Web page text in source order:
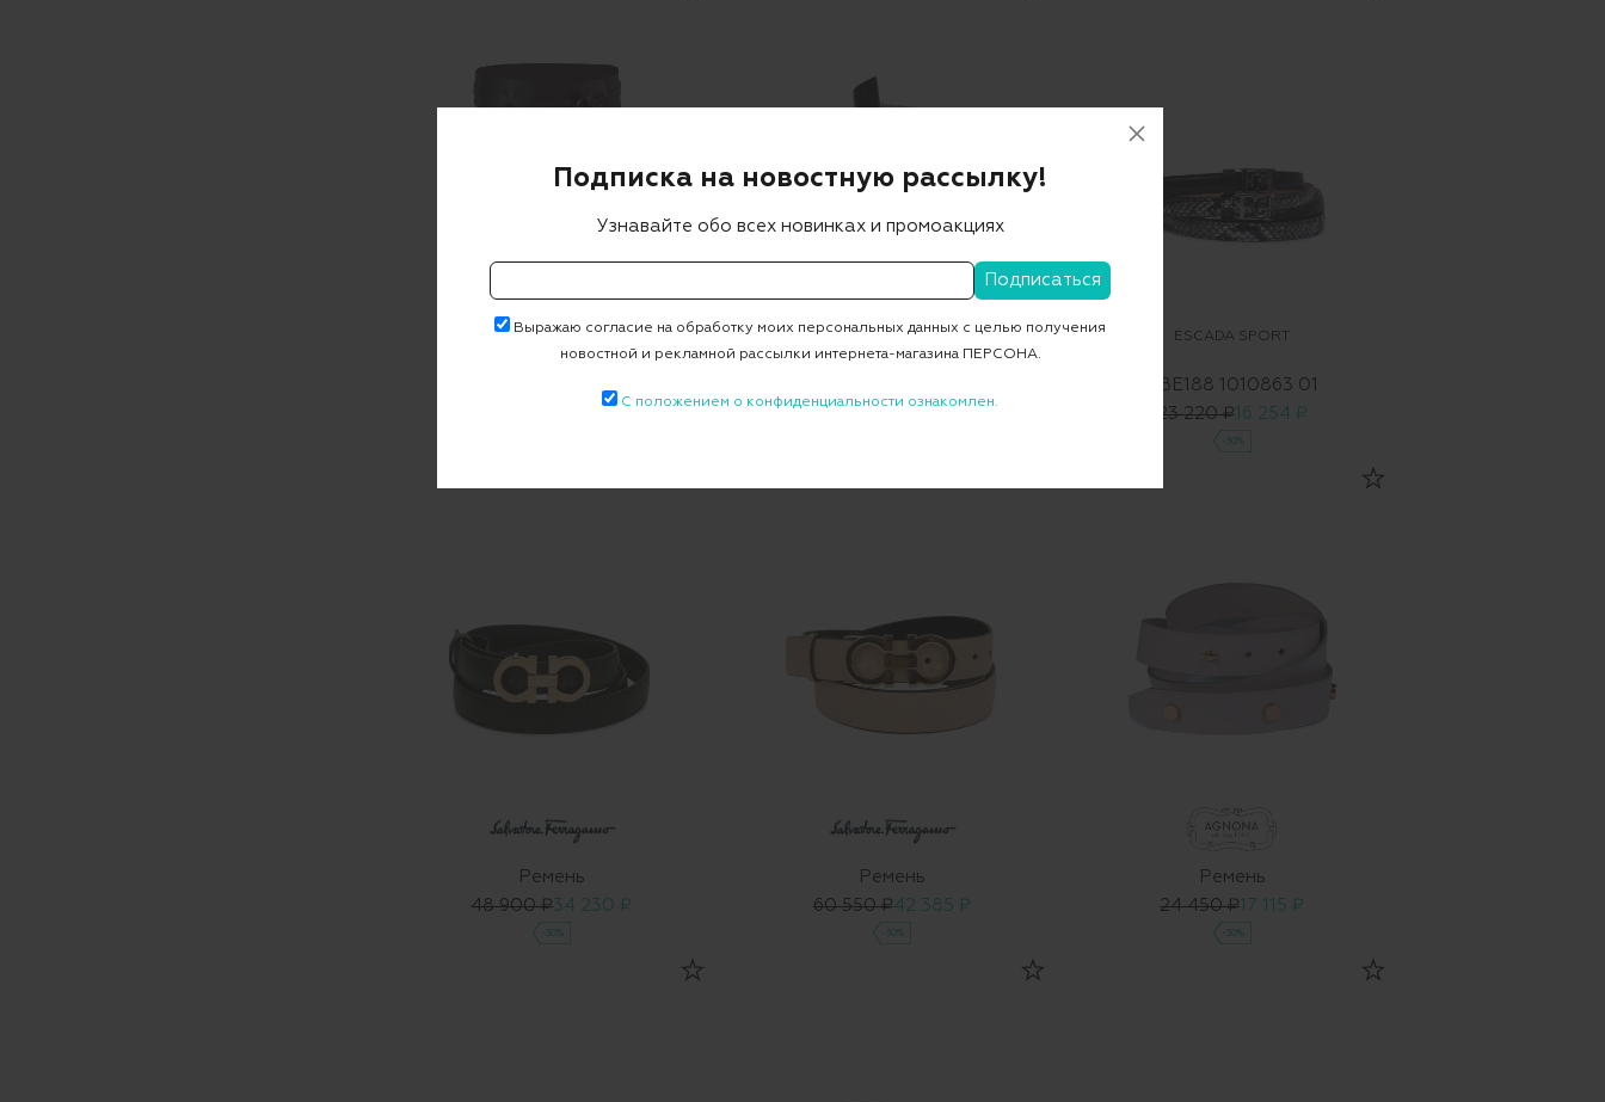
20 150 ₽
ESCADA SPORT
ABE188 1010863 01
23 220 ₽16 254 ₽
-30%
Ремень
48 900 ₽34 230 ₽
-30%
Ремень
60 550 ₽42 385 ₽
-30%
Ремень
24 450 ₽17 115 ₽
-30%
Подписка на новостную рассылку!
Узнавайте обо всех новинках и промоакциях
Выражаю согласие на обработку моих персональных данных с целью получения
новостной и рекламной рассылки интернета-магазина ПЕРСОНА.
С положением о конфиденциальности ознакомлен.